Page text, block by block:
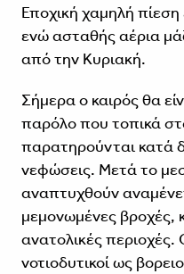
Εποχική χαμηλή
ενώ ασταθής αέρια
από την Κυριακή.
Σήμερα ο καιρός θα
παρόλο που τοπικά
παρατηρούνται κατά
νεφώσεις. Μετά το
αναπτυχθούν
μεμονωμένες βροχές,
ανατολικές περιοχές.
νοτιοδυτικοί ως